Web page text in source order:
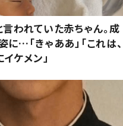
言われていた赤ちゃん。成
…「きゃああ」「これは、
ケメン」